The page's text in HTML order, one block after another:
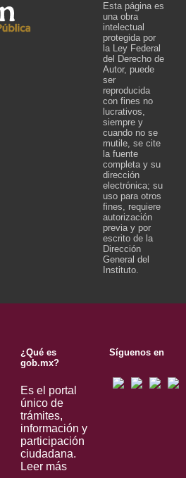
Esta página es
una obra
intelectual
protegida por
la Ley Federal
del Derecho de
Autor, puede
ser
reproducida
con fines no
lucrativos,
siempre y
cuando no se
mutile, se cite
la fuente
completa y su
dirección
electrónica; su
uso para otros
fines, requiere
autorización
previa y por
escrito de la
Dirección
General del
Instituto.
¿Qué es
gob.mx?
Es el portal
único de
trámites,
información y
participación
ciudadana.
Leer más
Síguenos en